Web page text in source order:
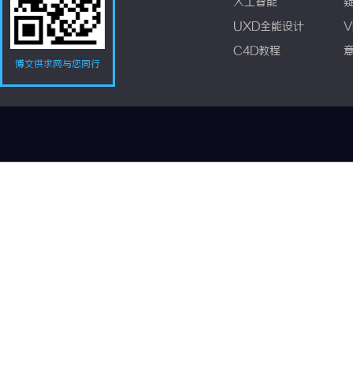
博文供求网与您同行
人工智能
UXD全能设计
C4D教程